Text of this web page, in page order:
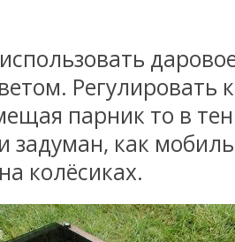
Регулировать
парник то в
задуман, как
колёсиках.